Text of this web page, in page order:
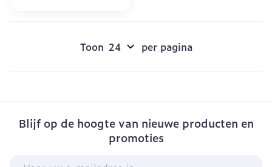
Toon per pagina
Blijf op de hoogte van nieuwe producten en
promoties